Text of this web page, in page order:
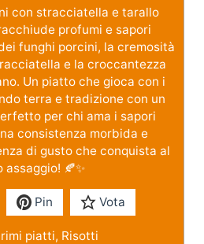
con stracciatella e tarallo
profumi e sapori
funghi porcini, la cremosità
e la croccantezza
Un piatto che gioca con i
terra e tradizione con un
per chi ama i sapori
consistenza morbida e
di gusto che conquista al
assaggio! 🍂✨
Pin Vota
piatti, Risotti